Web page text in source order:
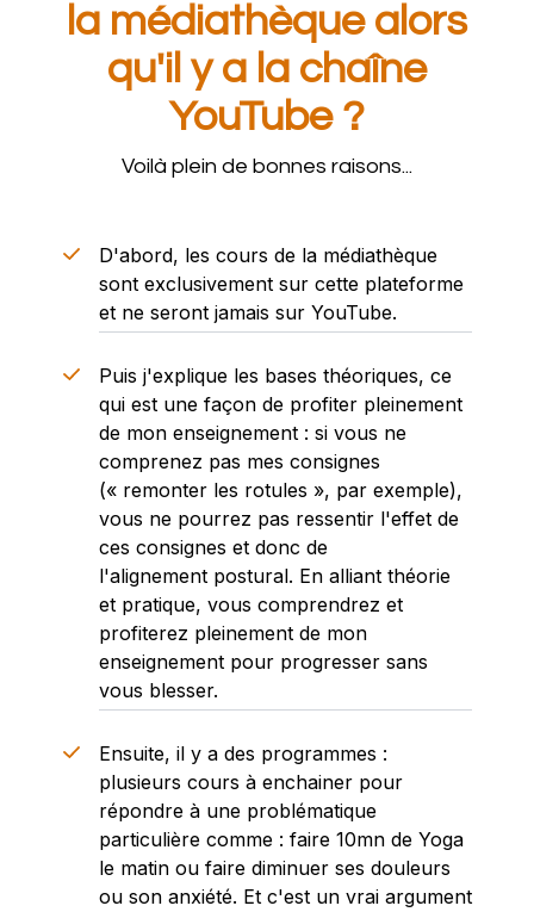
la médiathèque alors
qu'il y a la chaîne
YouTube ?
Voilà plein de bonnes raisons...
D'abord, les cours de la médiathèque
sont exclusivement sur cette plateforme
et ne seront jamais sur YouTube.
Puis j'explique les bases théoriques, ce
qui est une façon de profiter pleinement
de mon enseignement : si vous ne
comprenez pas mes consignes
(« remonter les rotules », par exemple),
vous ne pourrez pas ressentir l'effet de
ces consignes et donc de
l'alignement postural. En alliant théorie
et pratique, vous comprendrez et
profiterez pleinement de mon
enseignement pour progresser sans
vous blesser.
Ensuite, il y a des programmes :
plusieurs cours à enchainer pour
répondre à une problématique
particulière comme : faire 10mn de Yoga
le matin ou faire diminuer ses douleurs
ou son anxiété. Et c'est un vrai argument